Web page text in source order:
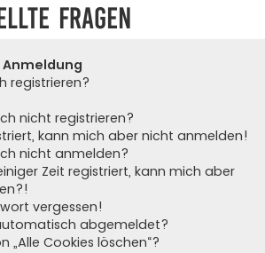
Fragen
registrieren?
nicht registrieren?
kann mich aber nicht anmelden!
nicht anmelden?
Zeit registriert, kann mich aber
vergessen!
abgemeldet?
„Alle Cookies löschen“?